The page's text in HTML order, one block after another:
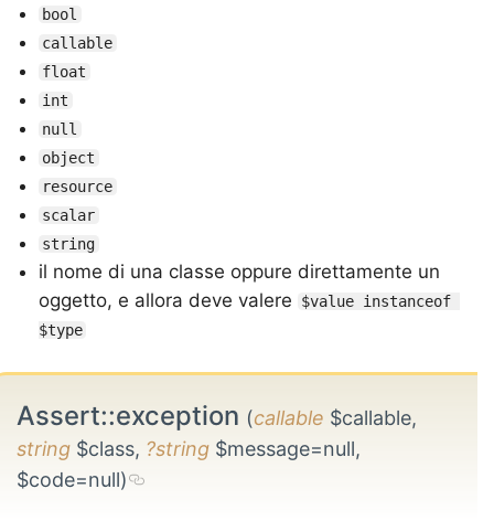
bool
callable
float
int
null
object
resource
scalar
string
il nome di una classe oppure direttamente un
oggetto, e allora deve valere
$value instanceof
$type
Assert::exception (callable $callable,
string $class, ?string $message=null,
$code=null)